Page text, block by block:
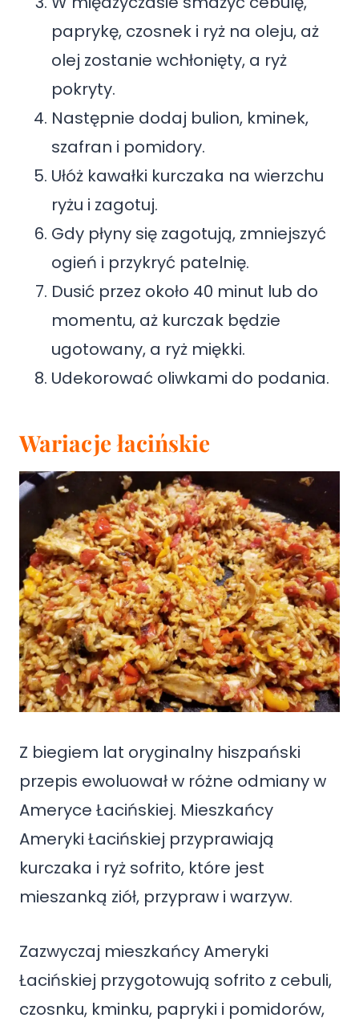
paprykę, czosnek i ryż na oleju, aż
olej zostanie wchłonięty, a ryż
pokryty.
Następnie dodaj bulion, kminek,
szafran i pomidory.
Ułóż kawałki kurczaka na wierzchu
ryżu i zagotuj.
Gdy płyny się zagotują, zmniejszyć
ogień i przykryć patelnię.
Dusić przez około 40 minut lub do
momentu, aż kurczak będzie
ugotowany, a ryż miękki.
Udekorować oliwkami do podania.
Wariacje łacińskie
Z biegiem lat oryginalny hiszpański
przepis ewoluował w różne odmiany w
Ameryce Łacińskiej. Mieszkańcy
Ameryki Łacińskiej przyprawiają
kurczaka i ryż sofrito, które jest
mieszanką ziół, przypraw i warzyw.
Zazwyczaj mieszkańcy Ameryki
Łacińskiej przygotowują sofrito z cebuli,
czosnku, kminku, papryki i pomidorów,